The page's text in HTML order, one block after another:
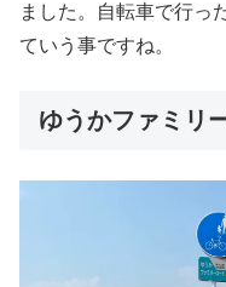
ました。自転車で行っ
ていう事ですね。
ゆうかファミリ